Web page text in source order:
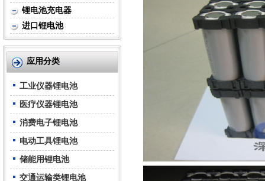
锂电池充电器
进口锂电池
应用分类
工业仪器锂电池
医疗仪器锂电池
消费电子锂电池
电动工具锂电池
储能用锂电池
交通运输类锂电池